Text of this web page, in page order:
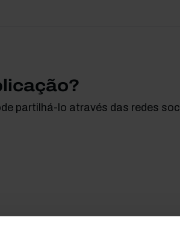
partilhá-lo através das redes